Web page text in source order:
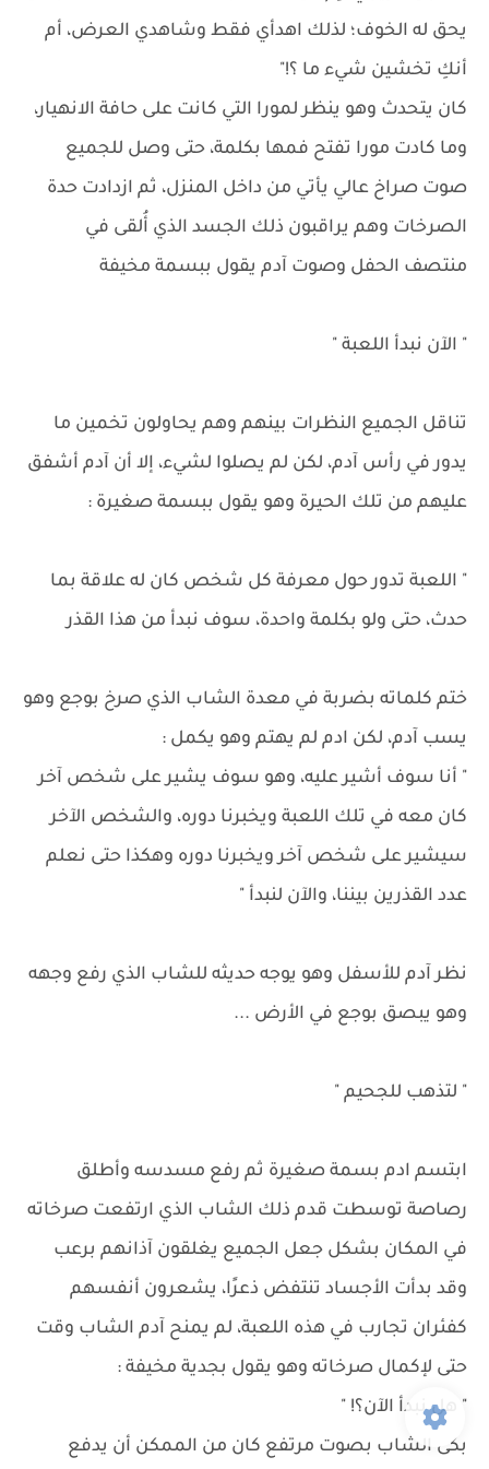
يحق له الخوف؛ لذلك اهدأي فقط وشاهدي العرض، أم
أنكِ تخشين شيء ما ؟!"
كان يتحدث وهو ينظر لمورا التي كانت على حافة الانهيار،
وما كادت مورا تفتح فمها بكلمة، حتى وصل للجميع
صوت صراخ عالي يأتي من داخل المنزل، ثم ازدادت حدة
الصرخات وهم يراقبون ذلك الجسد الذي أُلقى في
منتصف الحفل وصوت آدم يقول ببسمة مخيفة
" الآن نبدأ اللعبة "
تناقل الجميع النظرات بينهم وهم يحاولون تخمين ما
يدور في رأس آدم، لكن لم يصلوا لشيء، إلا أن آدم أشفق
عليهم من تلك الحيرة وهو يقول ببسمة صغيرة :
" اللعبة تدور حول معرفة كل شخص كان له علاقة بما
حدث، حتى ولو بكلمة واحدة، سوف نبدأ من هذا القذر
ختم كلماته بضربة في معدة الشاب الذي صرخ بوجع وهو
يسب آدم، لكن ادم لم يهتم وهو يكمل :
" أنا سوف أشير عليه، وهو سوف يشير على شخص آخر
كان معه في تلك اللعبة ويخبرنا دوره، والشخص الآخر
سيشير على شخص آخر ويخبرنا دوره وهكذا حتى نعلم
عدد القذرين بيننا، والآن لنبدأ "
نظر آدم للأسفل وهو يوجه حديثه للشاب الذي رفع وجهه
وهو يبصق بوجع في الأرض ...
" لتذهب للجحيم "
ابتسم ادم بسمة صغيرة ثم رفع مسدسه وأطلق
رصاصة توسطت قدم ذلك الشاب الذي ارتفعت صرخاته
في المكان بشكل جعل الجميع يغلقون آذانهم برعب
وقد بدأت الأجساد تنتفض ذعرًا، يشعرون أنفسهم
كفئران تجارب في هذه اللعبة، لم يمنح آدم الشاب وقت
حتى لإكمال صرخاته وهو يقول بجدية مخيفة :
" هل نبدأ الآن؟! "
بكى الشاب بصوت مرتفع كان من الممكن أن يدفع